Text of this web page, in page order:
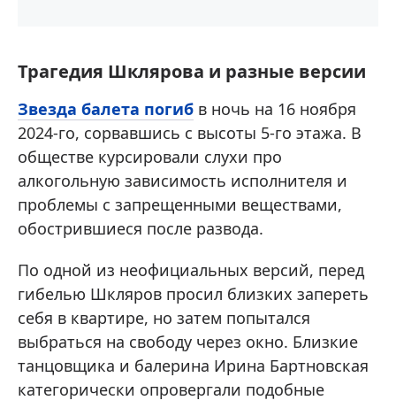
Трагедия Шклярова и разные версии
Звезда балета погиб в ночь на 16 ноября
2024-го, сорвавшись с высоты 5-го этажа. В
обществе курсировали слухи про
алкогольную зависимость исполнителя и
проблемы с запрещенными веществами,
обострившиеся после развода.
По одной из неофициальных версий, перед
гибелью Шкляров просил близких запереть
себя в квартире, но затем попытался
выбраться на свободу через окно. Близкие
танцовщика и балерина Ирина Бартновская
категорически опровергали подобные